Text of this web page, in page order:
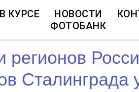
КУРСЕ НОВОСТИ
ФОТОБАНК
регионов
Сталинграда